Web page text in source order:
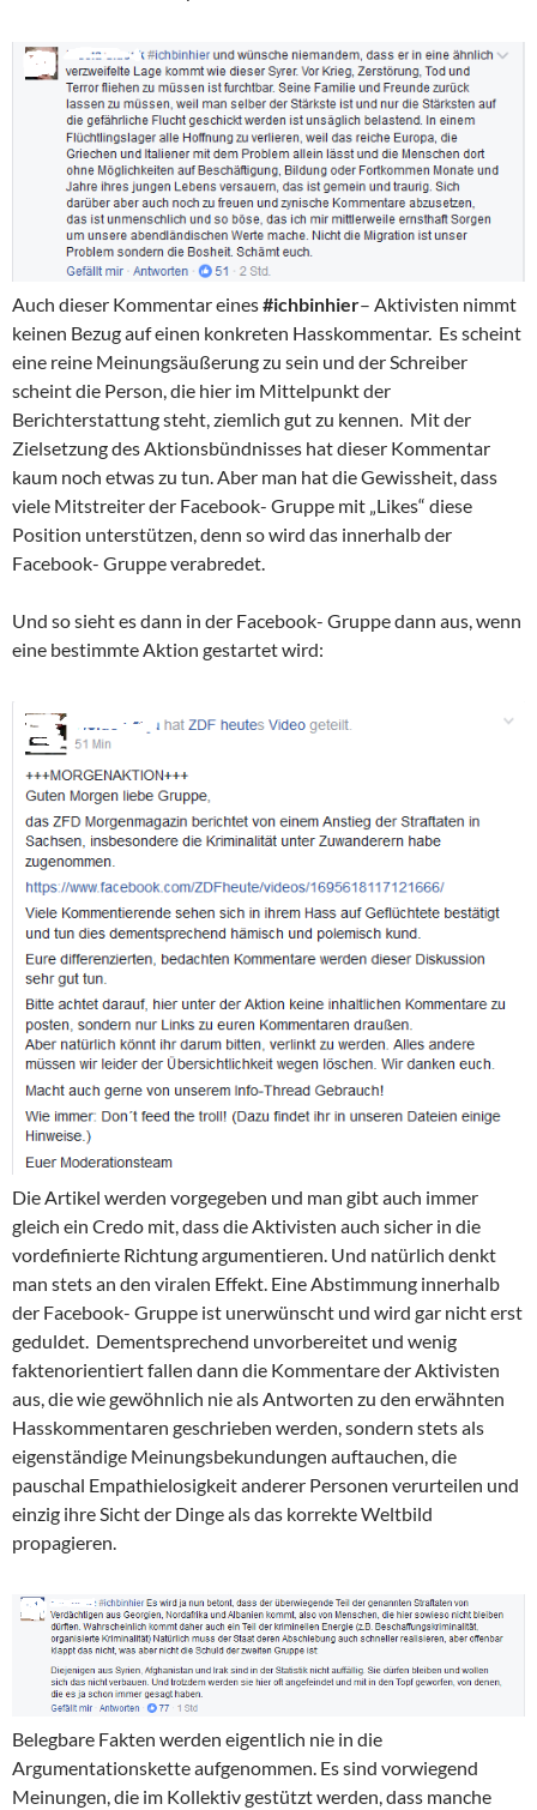
Auch dieser Kommentar eines#ichbinhier– Aktivisten nimmt
keinen Bezug auf einen konkreten Hasskommentar. Es scheint
eine reine Meinungsäußerung zu sein und der Schreiber
scheint die Person, die hier im Mittelpunkt der
Berichterstattung steht, ziemlich gut zu kennen. Mit der
Zielsetzung des Aktionsbündnisses hat dieser Kommentar
kaum noch etwas zu tun. Aber man hat die Gewissheit, dass
viele Mitstreiter der Facebook- Gruppe mit „Likes“ diese
Position unterstützen, denn so wird das innerhalb der
Facebook- Gruppe verabredet.
Und so sieht es dann in der Facebook- Gruppe dann aus, wenn
eine bestimmte Aktion gestartet wird:
Die Artikel werden vorgegeben und man gibt auch immer
gleich ein Credo mit, dass die Aktivisten auch sicher in die
vordefinierte Richtung argumentieren. Und natürlich denkt
man stets an den viralen Effekt. Eine Abstimmung innerhalb
der Facebook- Gruppe ist unerwünscht und wird gar nicht erst
geduldet. Dementsprechend unvorbereitet und wenig
faktenorientiert fallen dann die Kommentare der Aktivisten
aus, die wie gewöhnlich nie als Antworten zu den erwähnten
Hasskommentaren geschrieben werden, sondern stets als
eigenständige Meinungsbekundungen auftauchen, die
pauschal Empathielosigkeit anderer Personen verurteilen und
einzig ihre Sicht der Dinge als das korrekte Weltbild
propagieren.
Belegbare Fakten werden eigentlich nie in die
Argumentationskette aufgenommen. Es sind vorwiegend
Meinungen, die im Kollektiv gestützt werden, dass manche